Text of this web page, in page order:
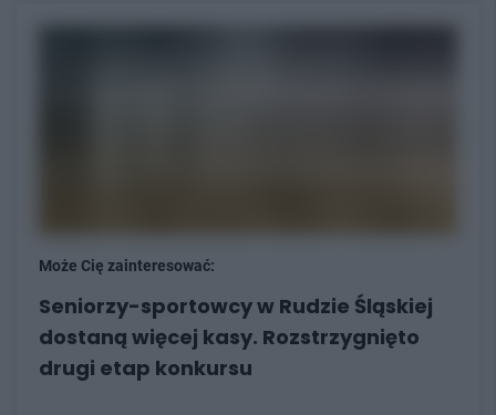
Może Cię zainteresować:
Seniorzy-sportowcy w Rudzie Śląskiej
dostaną więcej kasy. Rozstrzygnięto
drugi etap konkursu